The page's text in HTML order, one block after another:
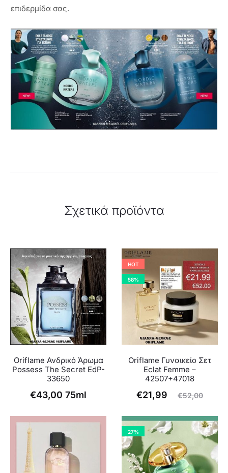
επιδερμίδα σας.
Σχετικά προϊόντα
Oriflame Ανδρικό Άρωμα
Possess The Secret EdP-
33650
€43,00 75ml
HOT
58%
Oriflame Γυναικείο Σετ
Eclat Femme –
42507+47018
€52,00
Original
was:
€52,00.
€21,99
Η
τιμή
είναι:
€21,99.
27%